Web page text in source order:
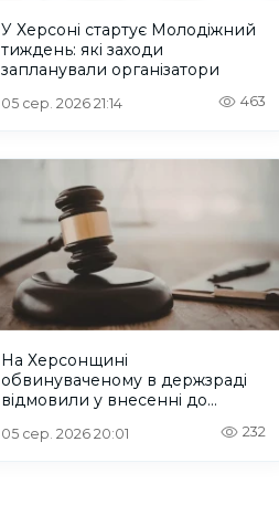
У Херсоні стартує Молодіжний
тиждень: які заходи
запланували організатори
05 сер. 2026 21:14 463
На Херсонщині
обвинуваченому в держзраді
відмовили у внесенні до
05 сер. 2026 20:01 232